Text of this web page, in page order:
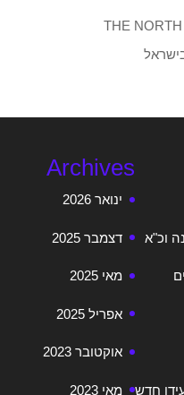
Archives
ינואר 2026
דצמבר 2025
מאי 2025
אפריל 2025
אוקטובר 2023
מאי 2023
וכ"א
חדש